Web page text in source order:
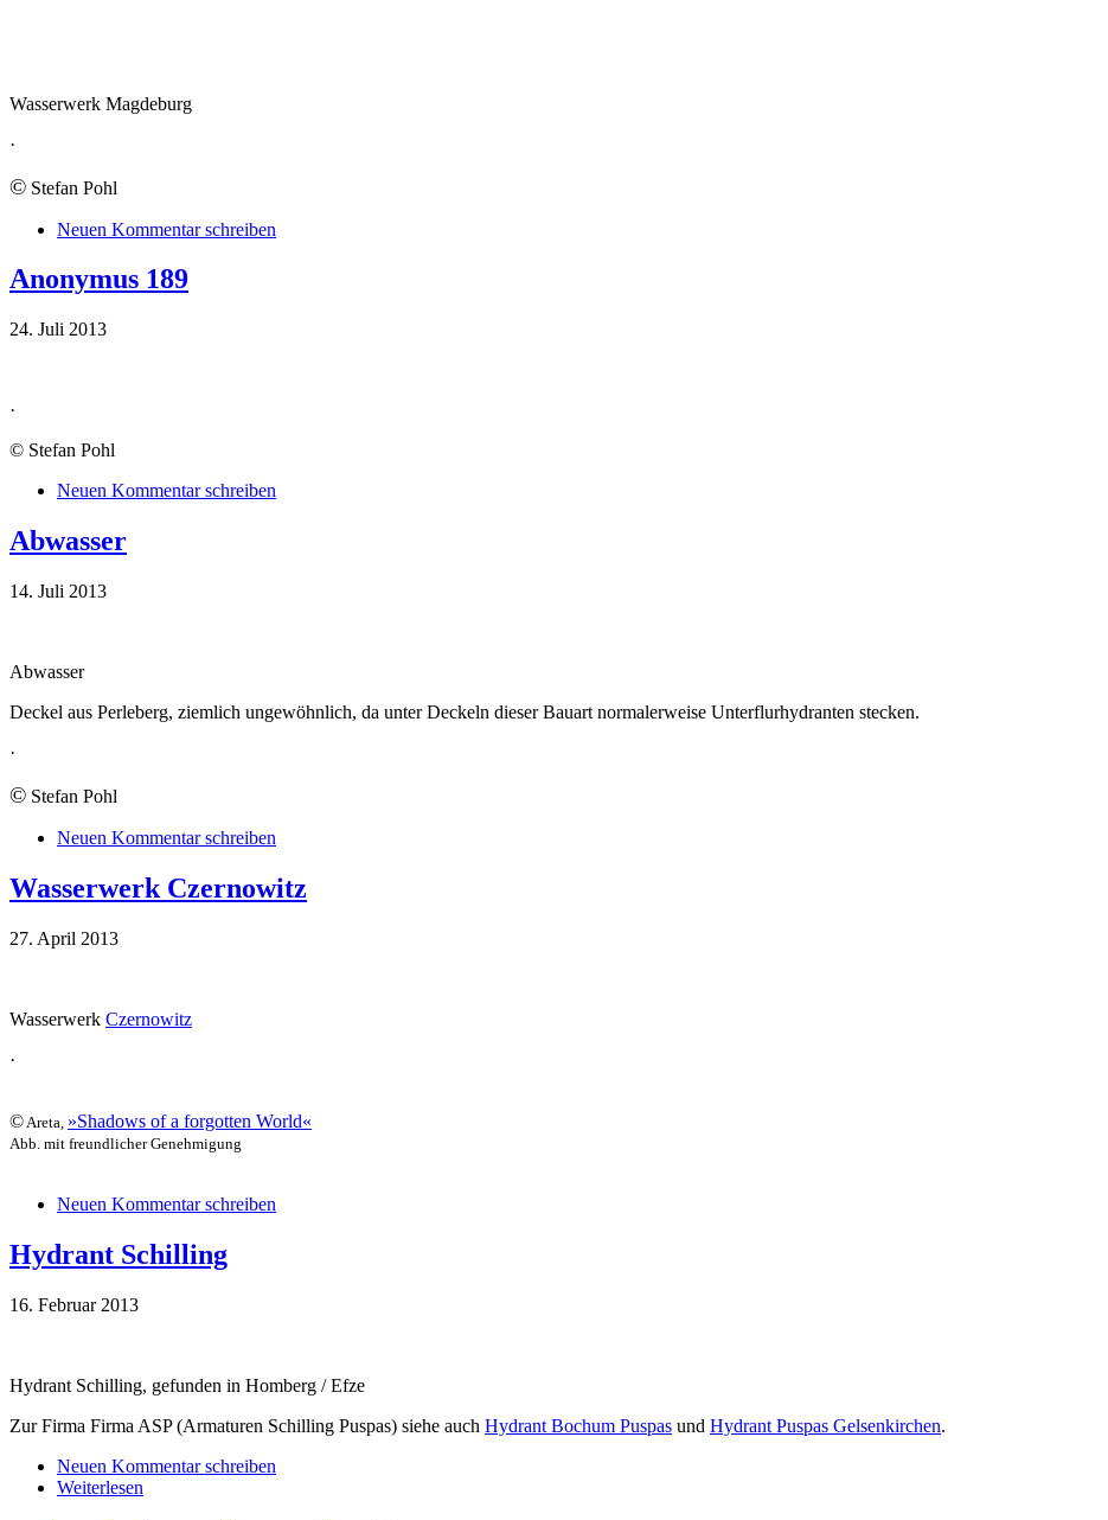
Wasserwerk Magdeburg
·
© Stefan Pohl
Neuen Kommentar schreiben
Anonymus 189
24. Juli 2013
·
© Stefan Pohl
Neuen Kommentar schreiben
Abwasser
14. Juli 2013
Abwasser
Deckel aus Perleberg, ziemlich ungewöhnlich, da unter Deckeln dieser Bauart normalerweise Unterflurhydranten stecken.
·
© Stefan Pohl
Neuen Kommentar schreiben
Wasserwerk Czernowitz
27. April 2013
Wasserwerk Czernowitz
·
© Areta, »Shadows of a forgotten World«
Abb. mit freundlicher Genehmigung
Neuen Kommentar schreiben
Hydrant Schilling
16. Februar 2013
Hydrant Schilling, gefunden in Homberg / Efze
Zur Firma Firma ASP (Armaturen Schilling Puspas) siehe auch Hydrant Bochum Puspas und Hydrant Puspas Gelsenkirchen.
Neuen Kommentar schreiben
Weiterlesen